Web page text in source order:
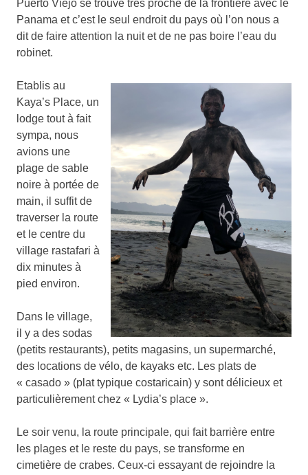
Puerto Viejo se trouve très proche de la frontière avec le
Panama et c’est le seul endroit du pays où l’on nous a
dit de faire attention la nuit et de ne pas boire l’eau du
robinet.
Etablis au
Kaya’s Place, un
lodge tout à fait
sympa, nous
avions une
plage de sable
noire à portée de
main, il suffit de
traverser la route
et le centre du
village rastafari à
dix minutes à
pied environ.
Dans le village,
il y a des sodas
(petits restaurants), petits magasins, un supermarché,
des locations de vélo, de kayaks etc. Les plats de
« casado » (plat typique costaricain) y sont délicieux et
particulièrement chez « Lydia’s place ».
Le soir venu, la route principale, qui fait barrière entre
les plages et le reste du pays, se transforme en
cimetière de crabes. Ceux-ci essayant de rejoindre la